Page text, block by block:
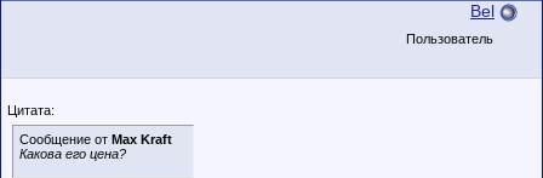
Bel
Пользователь
Цитата:
Сообщение от Max Kraft
Какова его цена?